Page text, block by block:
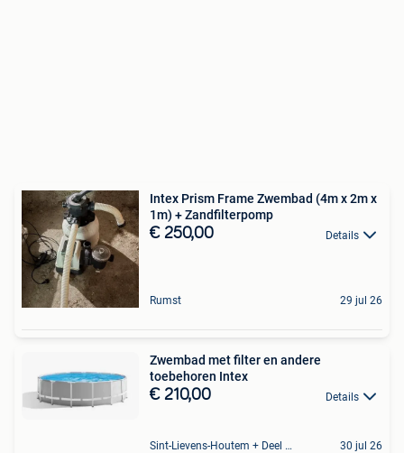
Intex Prism Frame Zwembad (4m x 2m x
1m) + Zandfilterpomp
€ 250,00 Details
Rumst 29 jul 26
Zwembad met filter en andere
toebehoren Intex
€ 210,00 Details
Sint-Lievens-Houtem + Deel Oombergen 30 jul 26